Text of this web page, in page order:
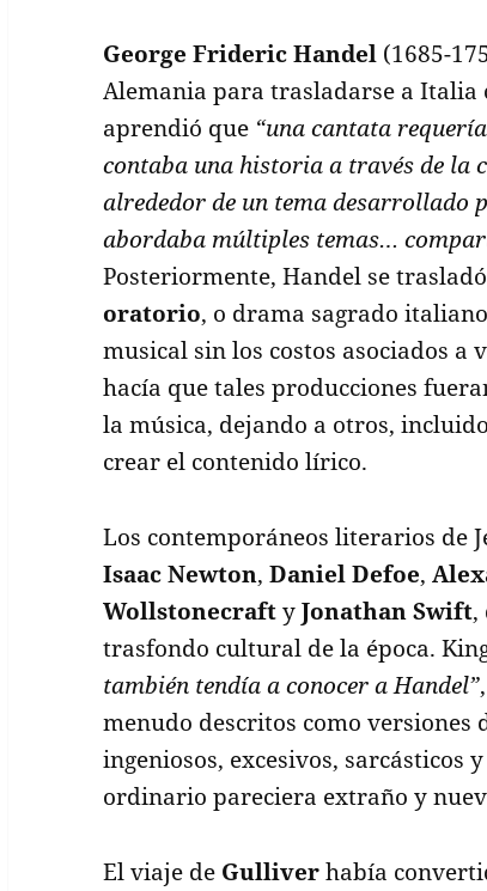
George Frideric Handel (1685-
Alemania para trasladarse a Italia
aprendió que “una cantata
contaba una historia a través de la
alrededor de un tema desarrollado
abordaba múltiples temas…
Posteriormente, Handel se
oratorio, o drama sagrado
musical sin los costos asociados a
hacía que tales producciones
la música, dejando a otros,
crear el contenido lírico.
Los contemporáneos literarios de
Isaac Newton,Daniel Defoe,
WollstonecraftyJonathan Swift,
trasfondo cultural de la época.
también tendía a conocer a Handel”
menudo descritos como versiones
ingeniosos, excesivos, sarcásticos
ordinario pareciera extraño y
El viaje de Gulliverhabía